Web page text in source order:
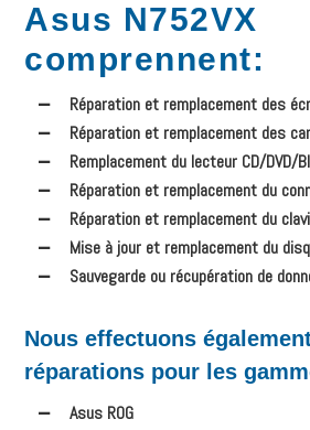
Asus N752VX
comprennent:
Réparation et remplacement des
Réparation et remplacement des
Remplacement du lecteur CD/DVD/
Réparation et remplacement du
Réparation et remplacement du
Mise à jour et remplacement du
Sauvegarde ou récupération de
Nous effectuons
réparations pour les
Asus ROG